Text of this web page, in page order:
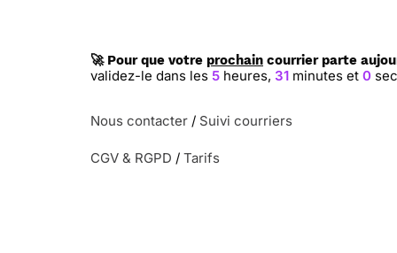
🚀 Pour que votre prochain courrier parte
validez-le dans les 5 heures, 30 minutes et59
Nous contacter / Suivi courriers
CGV & RGPD / Tarifs